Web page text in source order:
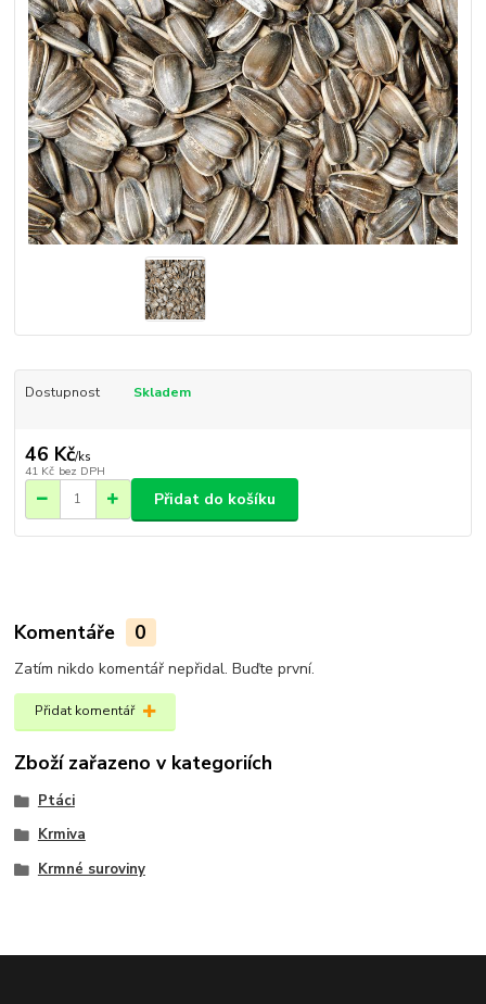
Dostupnost Skladem
46 Kč/ks
41 Kč bez DPH
Přidat do košíku
Komentáře 0
Zatím nikdo komentář nepřidal. Buďte první.
Přidat komentář
Zboží zařazeno v kategoriích
Ptáci
Krmiva
Krmné suroviny